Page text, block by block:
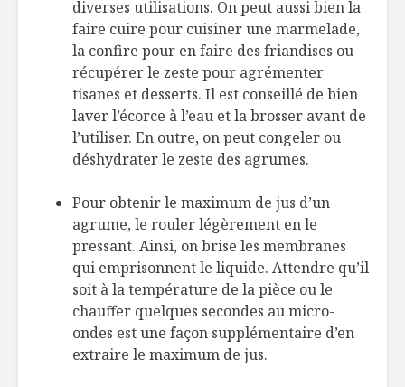
diverses utilisations. On peut aussi bien la
faire cuire pour cuisiner une marmelade,
la confire pour en faire des friandises ou
récupérer le zeste pour agrémenter
tisanes et desserts. Il est conseillé de bien
laver l’écorce à l’eau et la brosser avant de
l’utiliser. En outre, on peut congeler ou
déshydrater le zeste des agrumes.
Pour obtenir le maximum de jus d’un
agrume, le rouler légèrement en le
pressant. Ainsi, on brise les membranes
qui emprisonnent le liquide. Attendre qu’il
soit à la température de la pièce ou le
chauffer quelques secondes au micro-
ondes est une façon supplémentaire d’en
extraire le maximum de jus.